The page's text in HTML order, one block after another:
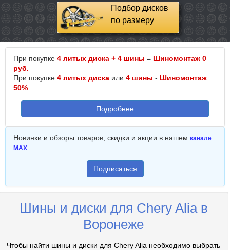
Подбор дисков
по размеру
При покупке 4 литых диска + 4 шины = Шиномонтаж 0
руб.
При покупке 4 литых диска или 4 шины - Шиномонтаж
50%
Подробнее
Новинки и обзоры товаров, скидки и акции в нашем канале
MAX
Подписаться
Шины и диски для Chery Alia в
Воронеже
Чтобы найти шины и диски для Chery Alia необходимо выбрать